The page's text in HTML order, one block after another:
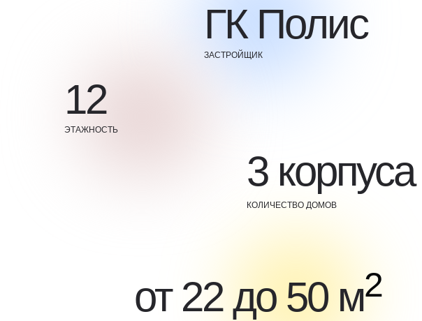
ГК Полис
ЗАСТРОЙЩИК
12
ЭТАЖНОСТЬ
3 корпуса
КОЛИЧЕСТВО ДОМОВ
от 22 до 50 м2